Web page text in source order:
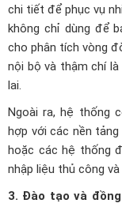
chi tiết để phục vụ
không chỉ dùng để
cho phân tích vòng
nội bộ và thậm chí
lai.
Ngoài ra, hệ thống
hợp với các nền
hoặc các hệ thống
nhập liệu thủ công
3. Đào tạo và